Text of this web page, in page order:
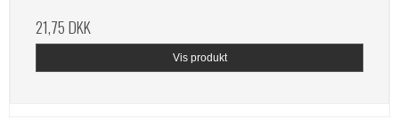
21,75 DKK
Vis produkt